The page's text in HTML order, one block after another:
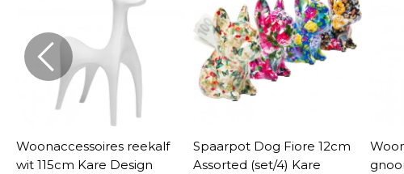
Woonaccessoires reekalf
wit 115cm Kare Design
Spaarpot Dog Fiore 12cm
Assorted (set/4) Kare